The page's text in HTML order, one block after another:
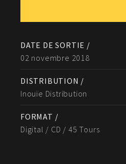
DATE DE SORTIE /
02 novembre 2018
DISTRIBUTION /
Inouïe Distribution
FORMAT /
Digital / CD / 45 Tours